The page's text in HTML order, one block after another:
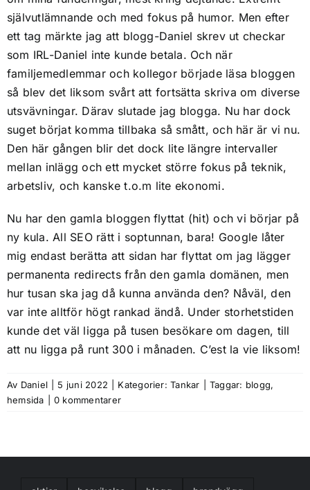
självutlämnande och med fokus på humor. Men efter
ett tag märkte jag att blogg-Daniel skrev ut checkar
som IRL-Daniel inte kunde betala. Och när
familjemedlemmar och kollegor började läsa bloggen
så blev det liksom svårt att fortsätta skriva om diverse
utsvävningar. Därav slutade jag blogga. Nu har dock
suget börjat komma tillbaka så smått, och här är vi nu.
Den här gången blir det dock lite längre intervaller
mellan inlägg och ett mycket större fokus på teknik,
arbetsliv, och kanske t.o.m lite ekonomi.
Nu har den gamla bloggen flyttat (hit) och vi börjar på
ny kula. All SEO rätt i soptunnan, bara! Google låter
mig endast berätta att sidan har flyttat om jag lägger
permanenta redirects från den gamla domänen, men
hur tusan ska jag då kunna använda den? Nåväl, den
var inte alltför högt rankad ändå. Under storhetstiden
kunde det väl ligga på tusen besökare om dagen, till
att nu ligga på runt 300 i månaden. C’est la vie liksom!
Av Daniel 5 juni 2022 Kategorier:Tankar Taggar: blogg,
hemsida
0 kommentarer